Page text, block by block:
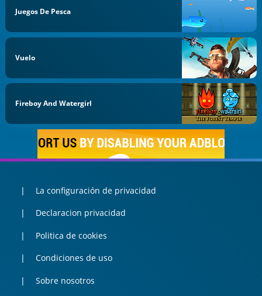
Juegos De Pesca
Vuelo
Fireboy And Watergirl
La configuración de privacidad
Declaracion privacidad
Politica de cookies
Condiciones de uso
Sobre nosotros